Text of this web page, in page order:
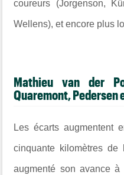
coureurs (Jorgenson,
Wellens), et encore plus
Mathieu van der
Quaremont, Pedersen
Les écarts augmentent
cinquante kilomètres
augmenté son avance